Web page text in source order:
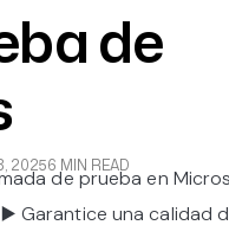
de
20256 MIN READ
de prueba en
Garantice una calidad